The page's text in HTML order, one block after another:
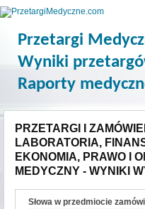
Przetargi
Wyniki
Raporty
PRZETARGI I
LABORATORIA,
EKONOMIA, PRAWO I
MEDYCZNY - WYNIKI
Słowa w przedmiocie